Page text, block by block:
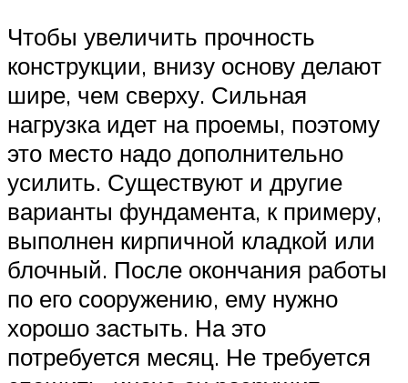
Чтобы увеличить прочность
конструкции, внизу основу делают
шире, чем сверху. Сильная
нагрузка идет на проемы, поэтому
это место надо дополнительно
усилить. Существуют и другие
варианты фундамента, к примеру,
выполнен кирпичной кладкой или
блочный. После окончания работы
по его сооружению, ему нужно
хорошо застыть. На это
потребуется месяц. Не требуется